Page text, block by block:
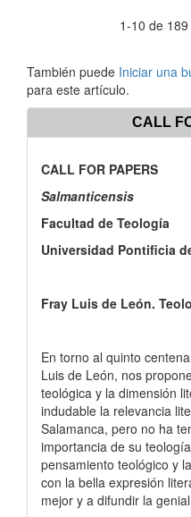
1-10 de 189
También puede Iniciar una
para este artículo.
CALL
CALL FOR PAPERS
Salmanticensis
Facultad de Teología
Universidad Pontificia
Fray Luis de León.
En torno al quinto
Luis de León, nos
teológica y la dimensión
indudable la relevancia
Salamanca, pero no ha
importancia de su
pensamiento teológico y
con la bella expresión
mejor y a difundir la